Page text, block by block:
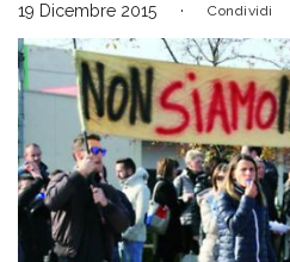
19 Dicembre 2015 Condividi